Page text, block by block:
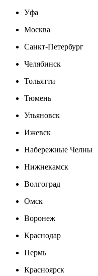
Уфа
Москва
Санкт-Петербург
Челябинск
Тольятти
Тюмень
Ульяновск
Ижевск
Набережные Челны
Нижнекамск
Волгоград
Омск
Воронеж
Краснодар
Пермь
Красноярск